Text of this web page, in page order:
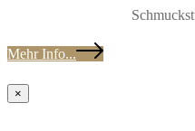
Mehr Info...
×